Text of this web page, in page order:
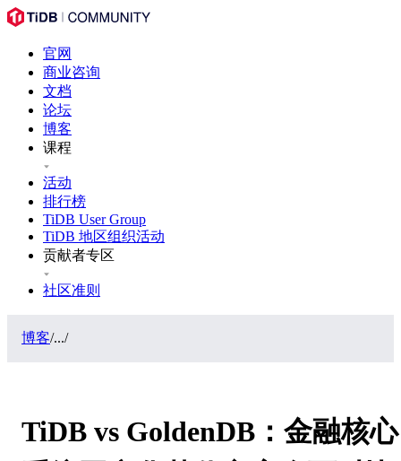
官网
商业咨询
文档
论坛
博客
课程
活动
排行榜
TiDB User Group
TiDB 地区组织活动
贡献者专区
社区准则
博客/.../
TiDB vs GoldenDB：金融核心